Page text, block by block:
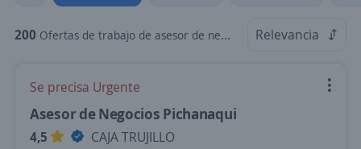
200 Ofertas de trabajo de asesor de negocios en Junin Relevancia
Se precisa Urgente
Asesor de Negocios Pichanaqui
4,5
CAJA TRUJILLO